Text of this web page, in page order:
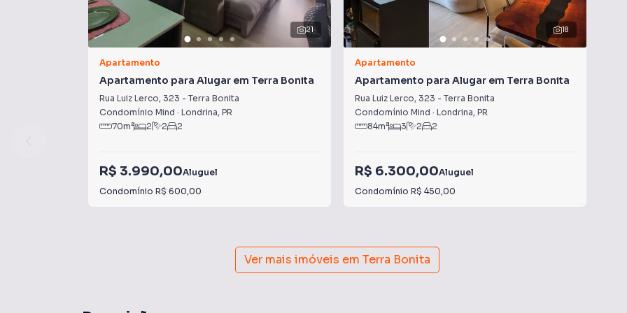
21
Apartamento
Apartamento para Alugar em Terra Bonita
Rua Luiz Lerco, 323 - Terra Bonita
Condomínio Mind · Londrina, PR
70m² 2 2 2
R$ 3.990,00Aluguel
Condomínio R$ 600,00
18
Apartamento
Apartamento para Alugar em Terra Bonita
Rua Luiz Lerco, 323 - Terra Bonita
Condomínio Mind · Londrina, PR
84m² 3 2 2
R$ 6.300,00Aluguel
Condomínio R$ 450,00
Ver mais imóveis em Terra Bonita